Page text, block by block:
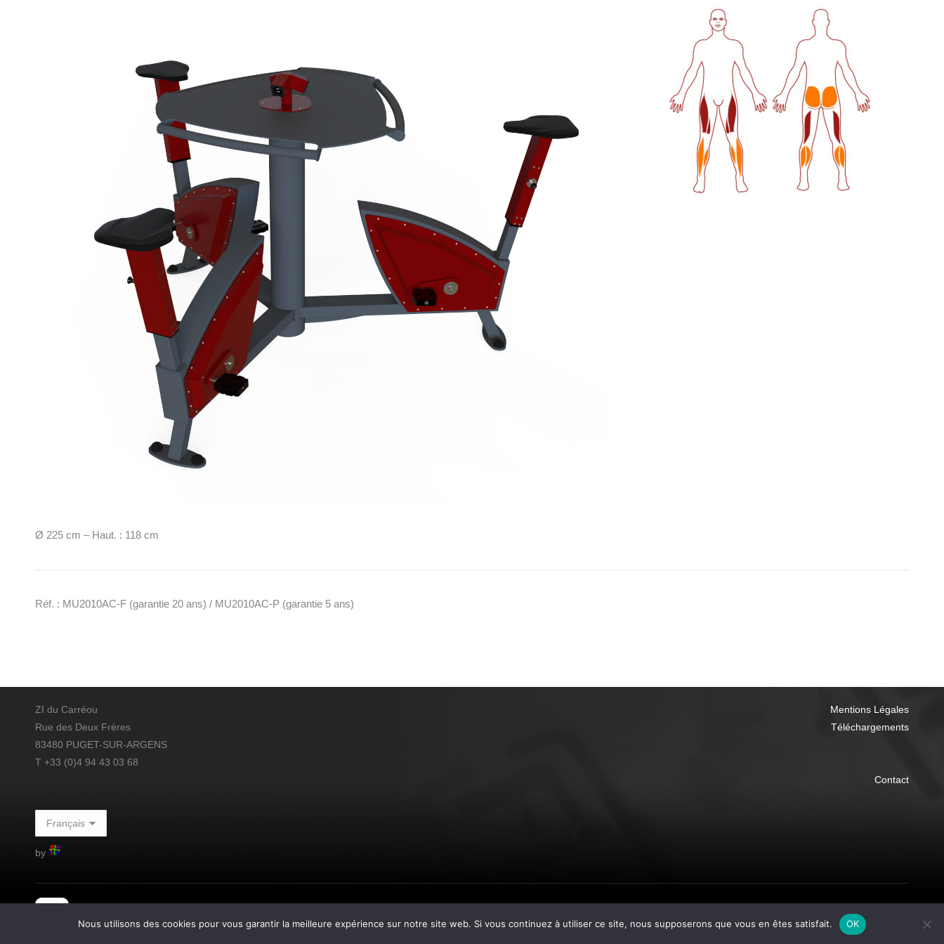
Ø 225 cm – Haut. : 118 cm
Réf. : MU2010AC-F (garantie 20 ans) / MU2010AC-P (garantie 5 ans)
ZI du Carréou
Rue des Deux Frères
83480 PUGET-SUR-ARGENS
T +33 (0)4 94 43 03 68
Mentions Légales
Téléchargements
Contact
by
- Copyright © FITPARK®
Nous utilisons des cookies pour vous garantir la meilleure expérience sur notre site web. Si vous continuez à utiliser ce site, nous supposerons que vous en êtes satisfait. OK